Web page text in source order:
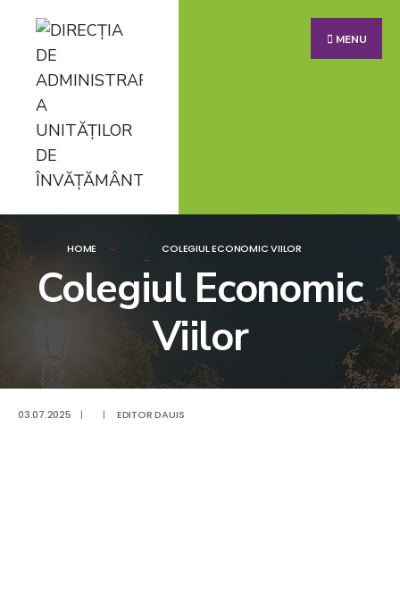
MENU
HOME COLEGIUL ECONOMIC VIILOR
Colegiul Economic
Viilor
03.07.2025 | | EDITOR DAUIS